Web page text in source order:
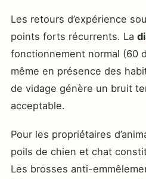
Les retours d’expérience
points forts récurrents. La
fonctionnement normal (60
même en présence des
de vidage génère un bruit
acceptable.
Pour les propriétaires
poils de chien et chat
Les brosses anti-